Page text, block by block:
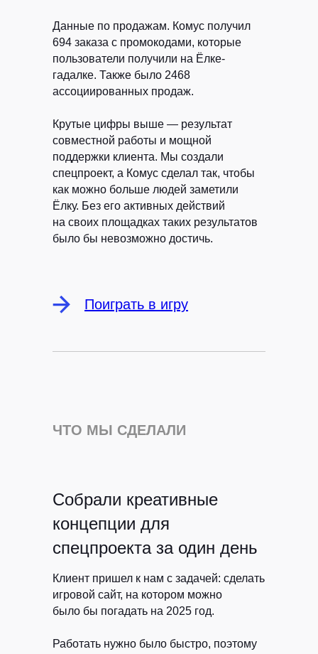
Данные по продажам. Комус получил
694 заказа с промокодами, которые
пользователи получили на Ёлке-
гадалке. Также было 2468
ассоциированных продаж.
Крутые цифры выше — результат
совместной работы и мощной
поддержки клиента. Мы создали
спецпроект, а Комус сделал так, чтобы
как можно больше людей заметили
Ёлку. Без его активных действий
на своих площадках таких результатов
было бы невозможно достичь.
Поиграть в игру
ЧТО МЫ СДЕЛАЛИ
Собрали креативные
концепции для
спецпроекта за один день
Клиент пришел к нам с задачей: сделать
игровой сайт, на котором можно
было бы погадать на 2025 год.
Работать нужно было быстро, поэтому